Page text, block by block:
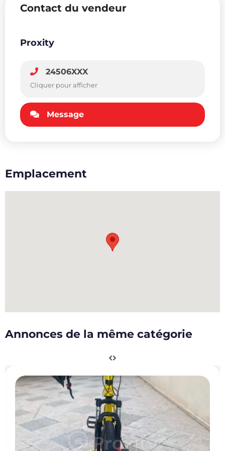
Contact du vendeur
Proxity
24506XXX
Cliquer pour afficher
Message
Emplacement
Annonces de la même catégorie